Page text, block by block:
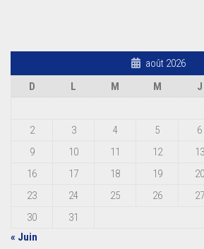
août 2026
D
L M M J
2
3 4 5 6
9
10 11 12 13
16
17 18 19 20
23
24 25 26 27
30
31
« Juin